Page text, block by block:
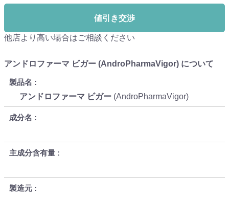
値引き交渉
他店より高い場合はご相談ください
アンドロファーマ ビガー (AndroPharmaVigor) について
製品名
アンドロファーマ ビガー (AndroPharmaVigor)
成分名
主成分含有量
製造元